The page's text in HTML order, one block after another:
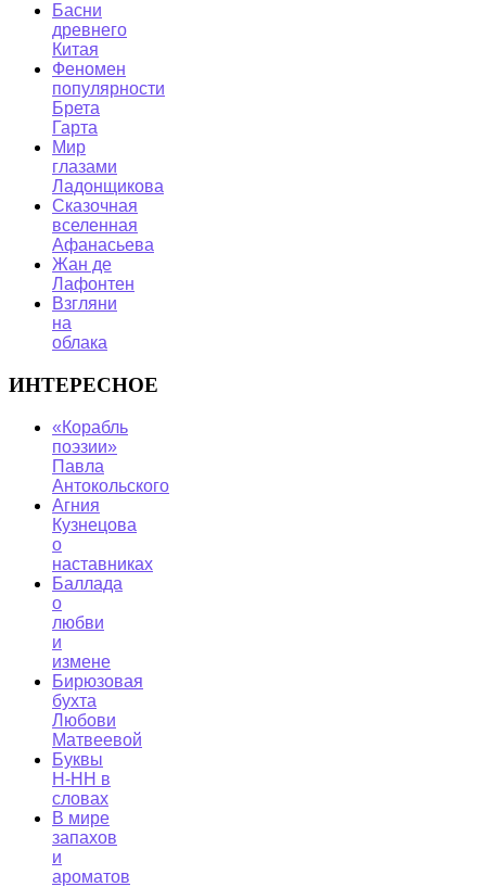
Басни
древнего
Китая
Феномен
популярности
Брета
Гарта
Мир
глазами
Ладонщикова
Сказочная
вселенная
Афанасьева
Жан де
Лафонтен
Взгляни
на
облака
ИНТЕРЕСНОЕ
«Корабль
поэзии»
Павла
Антокольского
Агния
Кузнецова
о
наставниках
Баллада
о
любви
и
измене
Бирюзовая
бухта
Любови
Матвеевой
Буквы
Н-НН в
словах
В мире
запахов
и
ароматов